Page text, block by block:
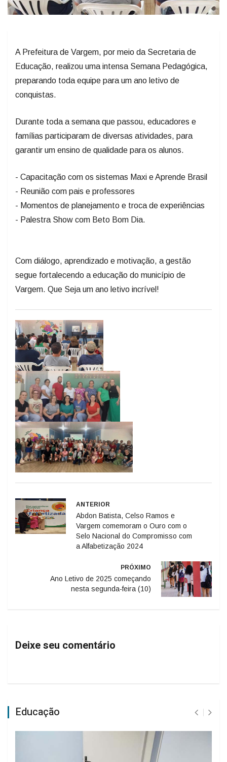
A Prefeitura de Vargem, por meio da Secretaria de
Educação, realizou uma intensa Semana Pedagógica,
preparando toda equipe para um ano letivo de
conquistas.
Durante toda a semana que passou, educadores e
famílias participaram de diversas atividades, para
garantir um ensino de qualidade para os alunos.
- Capacitação com os sistemas Maxi e Aprende Brasil
- Reunião com pais e professores
- Momentos de planejamento e troca de experiências
- Palestra Show com Beto Bom Dia.
Com diálogo, aprendizado e motivação, a gestão
segue fortalecendo a educação do município de
Vargem. Que Seja um ano letivo incrível!
ANTERIOR
Abdon Batista, Celso Ramos e
Vargem comemoram o Ouro com o
Selo Nacional do Compromisso com
a Alfabetização 2024
PRÓXIMO
Ano Letivo de 2025 começando
nesta segunda-feira (10)
Deixe seu comentário
Educação